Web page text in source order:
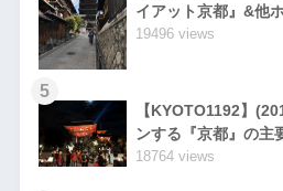
イアット京都』&他
19496 views
5
【KYOTO1192】
ンする『京都』の主
18764 views